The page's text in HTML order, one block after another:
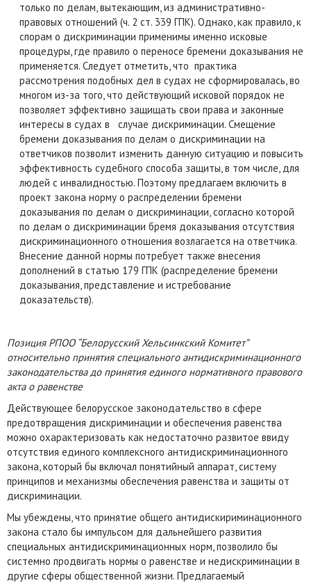
только по делам, вытекающим, из административно-
правовых отношений (ч. 2 ст. 339 ГПК). Однако, как правило, к
спорам о дискриминации применимы именно исковые
процедуры, где правило о переносе бремени доказывания не
применяется. Следует отметить, что практика
рассмотрения подобных дел в судах не сформировалась, во
многом из-за того, что действующий исковой порядок не
позволяет эффективно защищать свои права и законные
интересы в судах в случае дискриминации. Смещение
бремени доказывания по делам о дискриминации на
ответчиков позволит изменить данную ситуацию и повысить
эффективность судебного способа защиты, в том числе, для
людей с инвалидностью. Поэтому предлагаем включить в
проект закона норму о распределении бремени
доказывания по делам о дискриминации, согласно которой
по делам о дискриминации бремя доказывания отсутствия
дискриминационного отношения возлагается на ответчика.
Внесение данной нормы потребует также внесения
дополнений в статью 179 ГПК (распределение бремени
доказывания, представление и истребование
доказательств).
Позиция РПОО “Белорусский Хельсинкский Комитет”
относительно принятия специального антидискриминационного
законодательства до принятия единого нормативного правового
акта о равенстве
Действующее белорусское законодательство в сфере
предотвращения дискриминации и обеспечения равенства
можно охарактеризовать как недостаточно развитое ввиду
отсутствия единого комплексного антидискриминационного
закона, который бы включал понятийный аппарат, систему
принципов и механизмы обеспечения равенства и защиты от
дискриминации.
Мы убеждены, что принятие общего антидискириминационного
закона стало бы импульсом для дальнейшего развития
специальных антидискриминационных норм, позволило бы
системно продвигать нормы о равенстве и недискриминации в
другие сферы общественной жизни. Предлагаемый